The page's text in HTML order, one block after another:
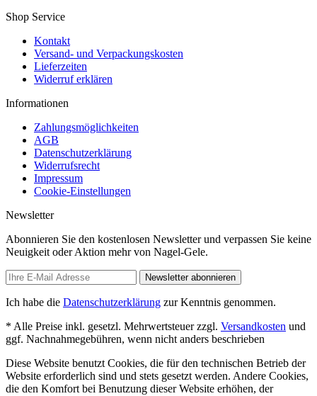
Shop Service
Kontakt
Versand- und Verpackungskosten
Lieferzeiten
Widerruf erklären
Informationen
Zahlungsmöglichkeiten
AGB
Datenschutzerklärung
Widerrufsrecht
Impressum
Cookie-Einstellungen
Newsletter
Abonnieren Sie den kostenlosen Newsletter und verpassen Sie keine
Neuigkeit oder Aktion mehr von Nagel-Gele.
Newsletter abonnieren
Ich habe die Datenschutzerklärung zur Kenntnis genommen.
* Alle Preise inkl. gesetzl. Mehrwertsteuer zzgl. Versandkosten und
ggf. Nachnahmegebühren, wenn nicht anders beschrieben
Diese Website benutzt Cookies, die für den technischen Betrieb der
Website erforderlich sind und stets gesetzt werden. Andere Cookies,
die den Komfort bei Benutzung dieser Website erhöhen, der